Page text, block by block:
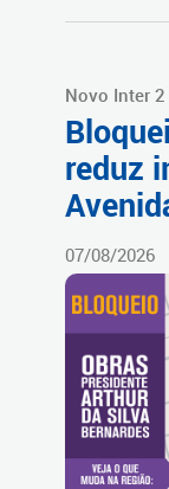
Novo Inter 2
reduz
07/08/2026